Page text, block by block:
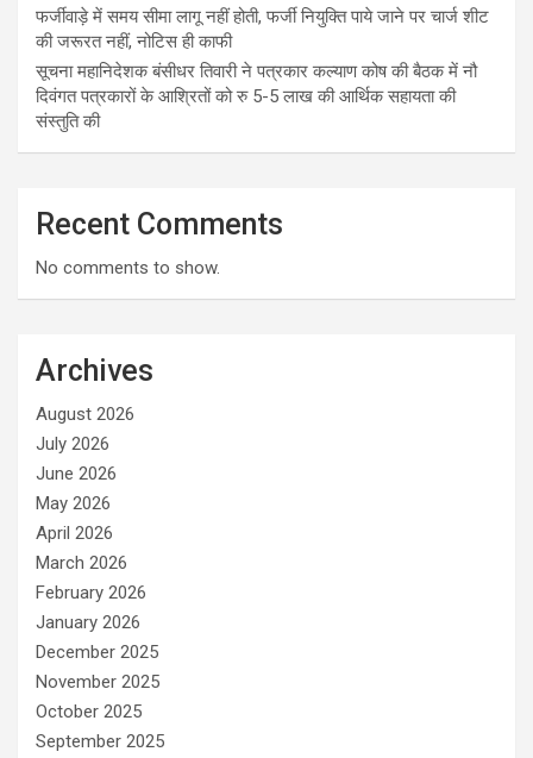
फर्जीवाड़े में समय सीमा लागू नहीं होती, फर्जी नियुक्ति पाये जाने पर चार्ज शीट
की जरूरत नहीं, नोटिस ही काफी
सूचना महानिदेशक बंसीधर तिवारी ने पत्रकार कल्याण कोष की बैठक में नौ
दिवंगत पत्रकारों के आश्रितों को रु 5-5 लाख की आर्थिक सहायता की
संस्तुति की
Recent Comments
No comments to show.
Archives
August 2026
July 2026
June 2026
May 2026
April 2026
March 2026
February 2026
January 2026
December 2025
November 2025
October 2025
September 2025